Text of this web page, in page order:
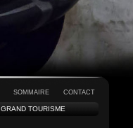
SOMMAIRE CONTACT
GRAND TOURISME